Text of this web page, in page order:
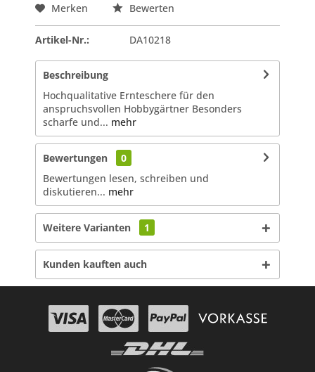
Merken Bewerten
Artikel-Nr.: DA10218
Beschreibung
Hochqualitative Ernteschere für den
anspruchsvollen Hobbygärtner Besonders
scharfe und... mehr
Bewertungen
0
Bewertungen lesen, schreiben und
diskutieren... mehr
Weitere Varianten 1
Kunden kauften auch